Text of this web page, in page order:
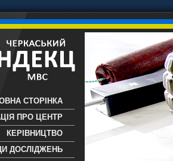
СТОРІНКА
ПРО ЦЕНТР
КЕРІВНИЦТВО
ДОСЛІДЖЕНЬ